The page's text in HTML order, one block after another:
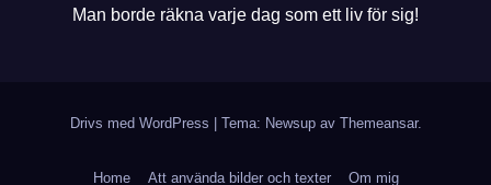
Man borde räkna varje dag som ett liv för sig!
Drivs med WordPress Tema: Newsup av Themeansar.
Home Att använda bilder och texter Om mig